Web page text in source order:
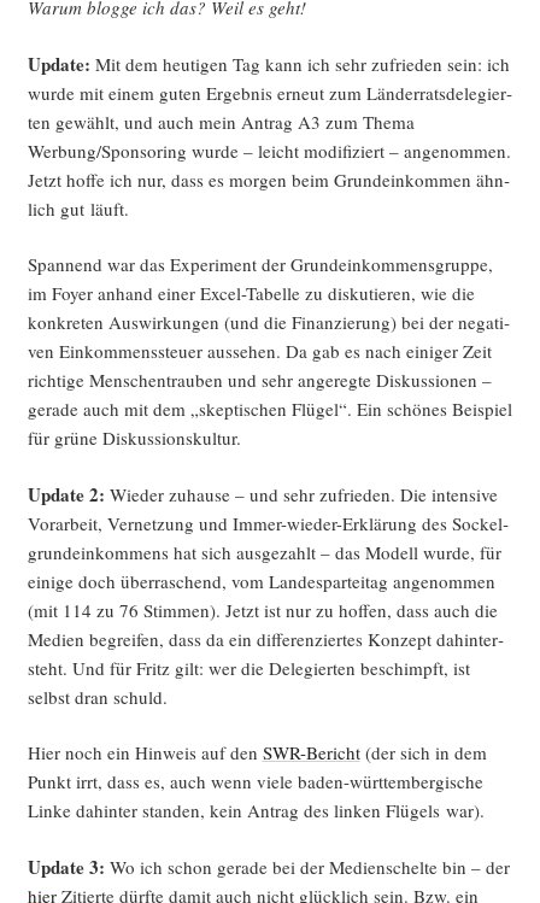
War­um blog­ge ich das? Weil es geht!
Update: Mit dem heu­ti­gen Tag kann ich sehr zufrie­den sein: ich
wur­de mit einem guten Ergeb­nis erneut zum Län­der­rats­de­le­gier­
ten gewählt, und auch mein Antrag A3 zum The­ma
Werbung/Sponsoring wur­de – leicht modi­fi­ziert – ange­nom­men.
Jetzt hof­fe ich nur, dass es mor­gen beim Grund­ein­kom­men ähn­
lich gut läuft.
Span­nend war das Expe­ri­ment der Grund­ein­kom­mens­grup­pe,
im Foy­er anhand einer Excel-Tabel­le zu dis­ku­tie­ren, wie die
kon­kre­ten Aus­wir­kun­gen (und die Finan­zie­rung) bei der nega­ti­
ven Ein­kom­mens­steu­er aus­se­hen. Da gab es nach eini­ger Zeit
rich­ti­ge Men­schen­trau­ben und sehr ange­reg­te Dis­kus­sio­nen –
gera­de auch mit dem „skep­ti­schen Flü­gel“. Ein schö­nes Bei­spiel
für grü­ne Diskussionskultur.
Update 2: Wie­der zuhau­se – und sehr zufrie­den. Die inten­si­ve
Vor­ar­beit, Ver­net­zung und Immer-wie­der-Erklä­rung des Sockel­
grund­ein­kom­mens hat sich aus­ge­zahlt – das Modell wur­de, für
eini­ge doch über­ra­schend, vom Lan­des­par­tei­tag ange­nom­men
(mit 114 zu 76 Stim­men). Jetzt ist nur zu hof­fen, dass auch die
Medi­en begrei­fen, dass da ein dif­fe­ren­zier­tes Kon­zept dahin­ter­
steht. Und für Fritz gilt: wer die Dele­gier­ten beschimpft, ist
selbst dran schuld.
Hier noch ein Hin­weis auf den SWR-Bericht(der sich in dem
Punkt irrt, dass es, auch wenn vie­le baden-würt­tem­ber­gi­sche
Lin­ke dahin­ter stan­den, kein Antrag des lin­ken Flü­gels war).
Update 3: Wo ich schon gera­de bei der Medi­en­schel­te bin – der
hierZitier­te dürf­te damit auch nicht glück­lich sein. Bzw. ein